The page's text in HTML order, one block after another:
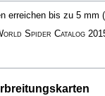
erreichen bis zu 5 mm (
Spider Catalog